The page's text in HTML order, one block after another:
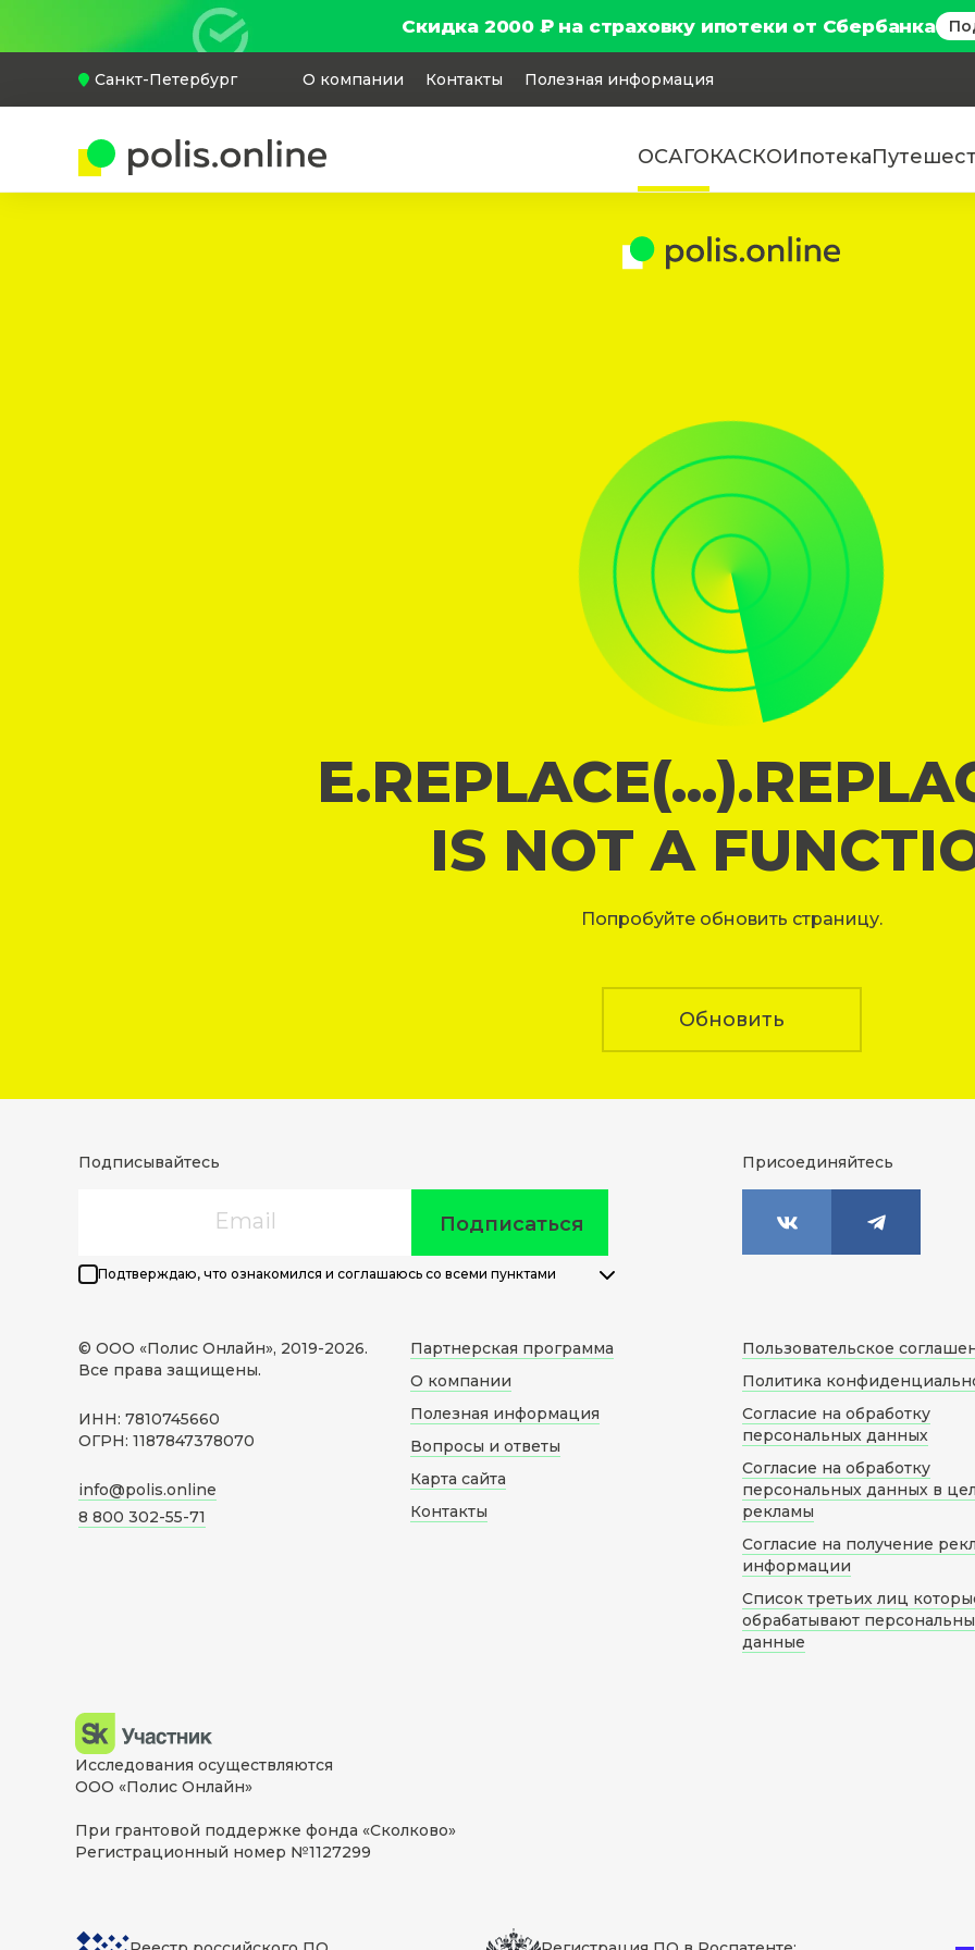
Скидка 2000 ₽ на страховку ипотеки от Сбербанка
Санкт-Петербург О компании Контакты Полезная информация
ОСАГОКАСКОИпотека
IS NOT A
Попробуйте обновить страницу.
Обновить
Подписывайтесь
Подписаться
Подтверждаю, что ознакомился и соглашаюсь со всеми пунктами
Присоединяйтесь
© ООО «Полис Онлайн», 2019-2026.
Все права защищены.
ИНН: 7810745660
ОГРН: 1187847378070
info@polis.online
8 800 302-55-71
Партнерская программа
О компании
Полезная информация
Вопросы и ответы
Карта сайта
Контакты
Пользовательское
Политика
Согласие на обработку
персональных данных
Согласие на обработку
персональных данных в
рекламы
Согласие на получение
информации
Список третьих лиц
обрабатывают
данные
Исследования осуществляются
ООО «Полис Онлайн»
При грантовой поддержке фонда «Сколково»
Регистрационный номер №1127299